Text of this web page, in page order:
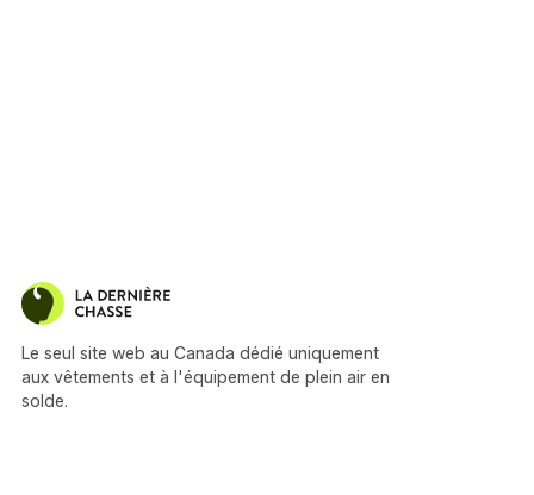
Le seul site web au Canada dédié uniquement
aux vêtements et à l'équipement de plein air en
solde.